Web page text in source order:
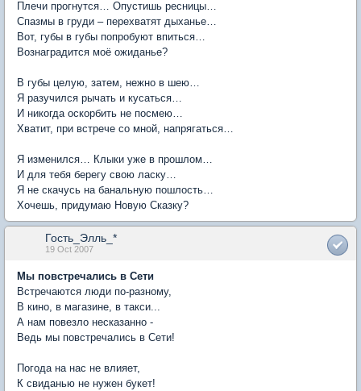
Плечи прогнутся… Опустишь ресницы…
Спазмы в груди – перехватят дыханье…
Вот, губы в губы попробуют впиться…
Вознаградится моё ожиданье?
В губы целую, затем, нежно в шею…
Я разучился рычать и кусаться…
И никогда оскорбить не посмею…
Хватит, при встрече со мной, напрягаться…
Я изменился… Клыки уже в прошлом…
И для тебя берегу свою ласку…
Я не скачусь на банальную пошлость…
Хочешь, придумаю Новую Сказку?
Гость_Элль_*
19 Oct 2007
Мы повстречались в Сети
Встречаются люди по-разному,
В кино, в магазине, в такси...
А нам повезло несказанно -
Ведь мы повстречались в Сети!
Погода на нас не влияет,
К свиданью не нужен букет!